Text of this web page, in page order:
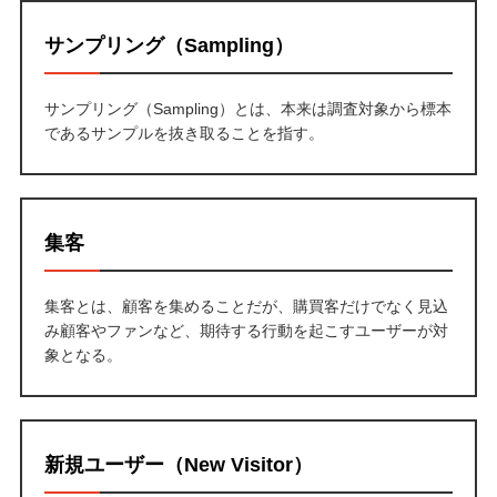
サンプリング（Sampling）
サンプリング（Sampling）とは、本来は調査対象から標本
であるサンプルを抜き取ることを指す。
集客
集客とは、顧客を集めることだが、購買客だけでなく見込
み顧客やファンなど、期待する行動を起こすユーザーが対
象となる。
新規ユーザー（New Visitor）